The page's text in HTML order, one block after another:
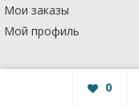
Мои заказы
Мой профиль
0